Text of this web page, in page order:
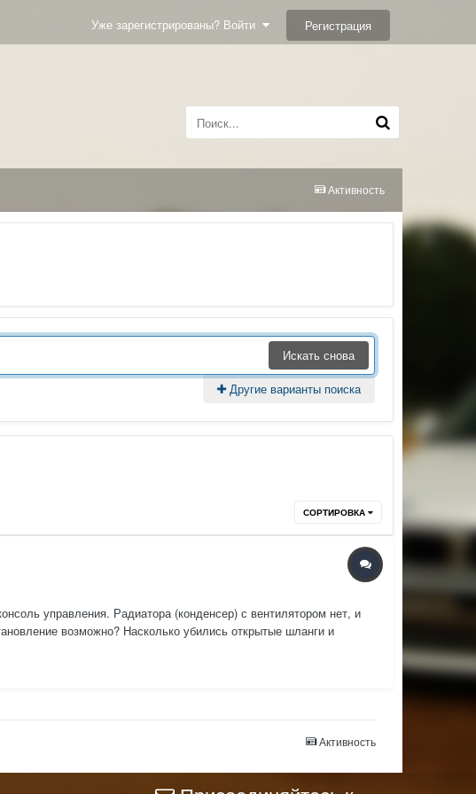
Уже зарегистрированы? Войти Регистрация
Активность
Искать снова
Другие варианты поиска
СОРТИРОВКА
управления. Радиатора (конденсер) с вентилятором нет, и
возможно? Насколько убились открытые шланги и
Активность